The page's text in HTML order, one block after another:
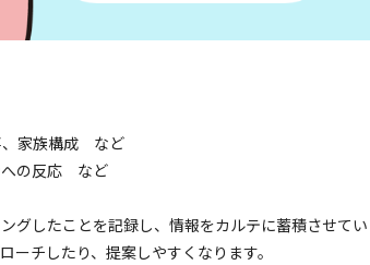
、家族構成 など
への反応 など
グしたことを記録し、情報をカルテに蓄積させてい
チしたり、提案しやすくなります。